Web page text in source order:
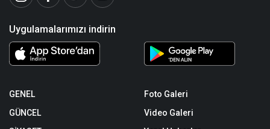
Uygulamalarımızı indirin
GENEL
GÜNCEL
Foto Galeri
Video Galeri